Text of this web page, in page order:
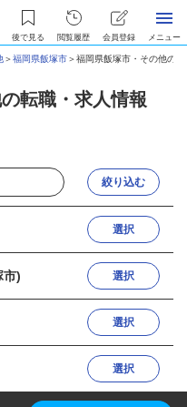
後で見る 閲覧履歴 会員登録 メニュー
＞福岡県飯塚市＞福岡県飯塚市・その他の
転職・求人情報
絞り込む
選択
市) 選択
選択
選択